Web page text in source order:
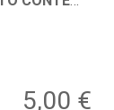
5,00 €